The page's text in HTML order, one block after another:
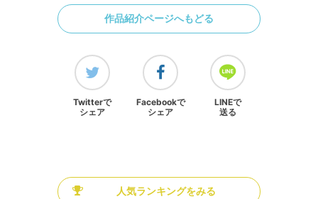
作品紹介ページへもどる
Twitterで
シェア
Facebookで
シェア
LINEで
送る
人気ランキングをみる